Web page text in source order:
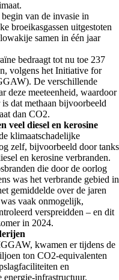
van de invasie in
broeikasgassen uitgestoten
samen in één jaar
bedraagt tot nu toe 237
volgens het Initiative for
De verschillende
deze meeteenheid, waardoor
dat methaan bijvoorbeeld
dan CO2.
veel diesel en kerosine
klimaatschadelijke
zelf, bijvoorbeeld door tanks
en kerosine verbranden.
die door de oorlog
was het verbrande gebied in
gemiddelde over de jaren
vaak onmogelijk,
verspreidden – en dit
in 2024.
kwamen er tijdens de
ton CO2-equivalenten
en
energie-infrastructuur.